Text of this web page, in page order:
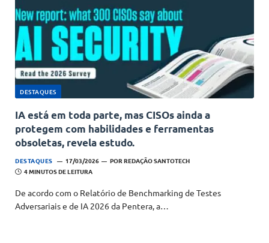
DESTAQUES
IA está em toda parte, mas CISOs ainda a
protegem com habilidades e ferramentas
obsoletas, revela estudo.
DESTAQUES 17/03/2026 POR REDAÇÃO SANTOTECH
4 MINUTOS DE LEITURA
De acordo com o Relatório de Benchmarking de Testes
Adversariais e de IA 2026 da Pentera, a…